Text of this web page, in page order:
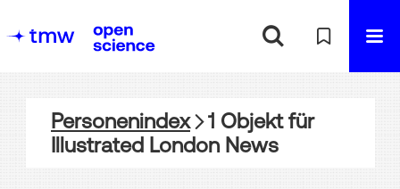
Personenindex 1 Objektfür
Illustrated London News